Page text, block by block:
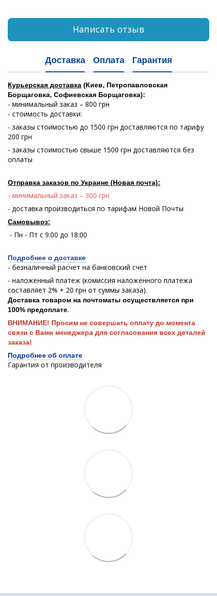
Написать отзыв
Доставка Оплата Гарантия
Курьерская доставка (Киев, Петропавловская
Борщаговка, Софиевская Борщаговка):
- минимальный заказ – 800 грн
- стоимость доставки:
- заказы стоимостью до 1500 грн доставляются по тарифу
200 грн
- заказы стоимостью свыше 1500 грн доставляются без
оплаты
Отправка заказов по Украине (Новая почта):
- минимальный заказ – 300 грн
- доставка производиться по тарифам Новой Почты
Самовывоз:
- Пн - Пт с 9:00 до 18:00
Подробнее о доставке
- безналичный расчет на банковский счет
- наложенный платеж (комиссия наложенного платежа
составляет 2% + 20 грн от суммы заказа).
Доставка товаром на почтоматы осуществляется при
100% предоплате.
ВНИМАНИЕ! Просим не совершать оплату до момента
связи с Вами менеджера для согласования всех деталей
заказа!
Подробнее об оплате
Гарантия от производителя